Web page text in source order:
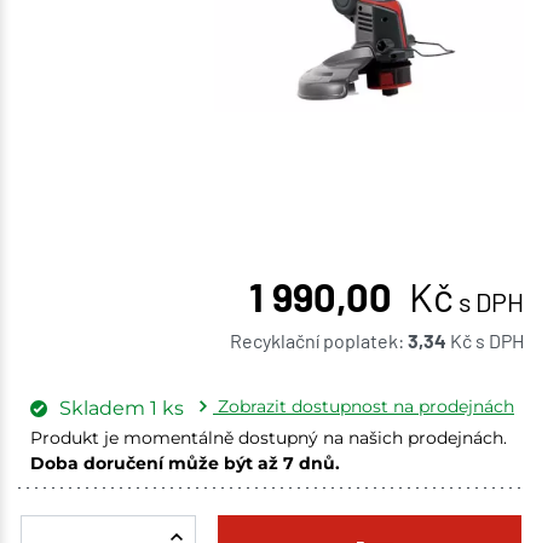
1 990,00 Kč s DPH
Recyklační poplatek: 3,34 Kč s DPH
Skladem 1 ks
Zobrazit dostupnost na prodejnách
Produkt je momentálně dostupný na našich prodejnách.
Doba doručení může být až 7 dnů.